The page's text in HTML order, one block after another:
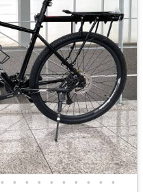
• • • • • • • • • •